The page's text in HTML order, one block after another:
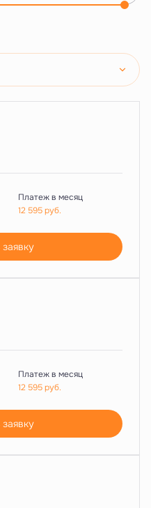
Платеж в месяц
12 595руб.
Платеж в месяц
12 595руб.